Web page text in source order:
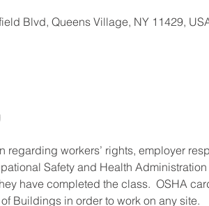
Blvd, Queens Village, NY 11429,
workers’ rights, employer
Safety and Health
have completed the class.  OSHA
Buildings in order to work on any site.